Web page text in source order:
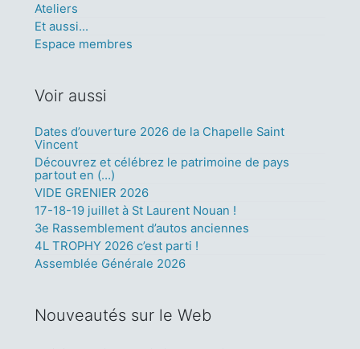
Ateliers
Et aussi...
Espace membres
Voir aussi
Dates d’ouverture 2026 de la Chapelle Saint
Vincent
Découvrez et célébrez le patrimoine de pays
partout en (…)
VIDE GRENIER 2026
17-18-19 juillet à St Laurent Nouan !
3e Rassemblement d’autos anciennes
4L TROPHY 2026 c’est parti !
Assemblée Générale 2026
Nouveautés sur le Web